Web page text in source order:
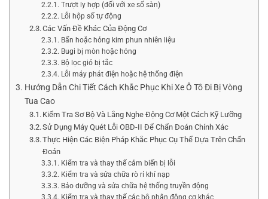
Trượt ly hợp (đối với xe số sàn)
Lỗi hộp số tự động
Các Vấn Đề Khác Của Động Cơ
Bẩn hoặc hỏng kim phun nhiên liệu
Bugi bị mòn hoặc hỏng
Bộ lọc gió bị tắc
Lỗi máy phát điện hoặc hệ thống điện
Hướng Dẫn Chi Tiết Cách Khắc Phục Khi Xe Ô Tô Đi Bị Vòng
Tua Cao
Kiểm Tra Sơ Bộ Và Lắng Nghe Động Cơ Một Cách Kỹ Lưỡng
Sử Dụng Máy Quét Lỗi OBD-II Để Chẩn Đoán Chính Xác
Thực Hiện Các Biện Pháp Khắc Phục Cụ Thể Dựa Trên Chẩn
Đoán
Kiểm tra và thay thế cảm biến bị lỗi
Kiểm tra và sửa chữa rò rỉ khí nạp
Bảo dưỡng và sửa chữa hệ thống truyền động